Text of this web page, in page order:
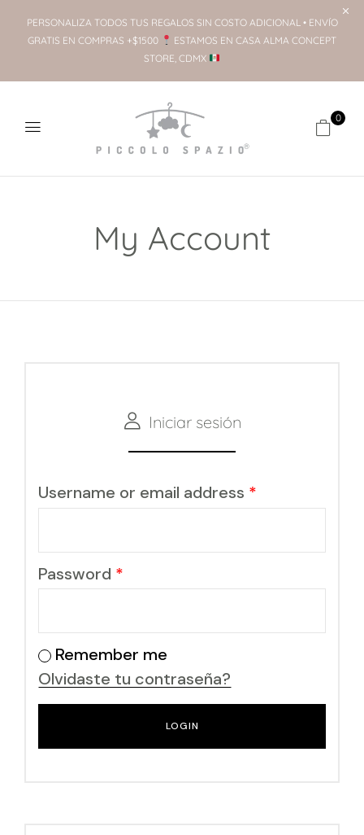
PERSONALIZA TODOS TUS REGALOS SIN COSTO ADICIONAL • ENVÍO
GRATIS EN COMPRAS +$1500
ESTAMOS EN CASA ALMA CONCEPT
STORE, CDMX
0
My Account
Iniciar sesión
Username or email address *
Password *
Remember me
Olvidaste tu contraseña?